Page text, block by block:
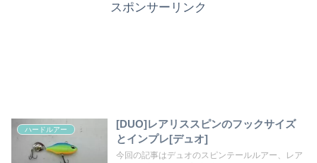
スポンサーリンク
ハードルアー
[DUO]レアリススピンのフックサイズ
とインプレ[デュオ]
今回の記事はデュオのスピンテールルアー、レア